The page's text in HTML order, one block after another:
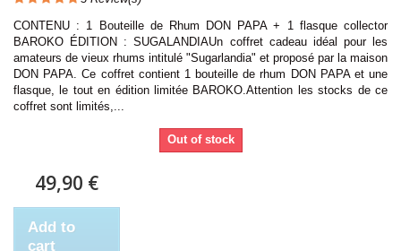
CONTENU : 1 Bouteille de Rhum DON PAPA + 1 flasque collector
BAROKO ÉDITION : SUGALANDIAUn coffret cadeau idéal pour les
amateurs de vieux rhums intitulé "Sugarlandia" et proposé par la maison
DON PAPA. Ce coffret contient 1 bouteille de rhum DON PAPA et une
flasque, le tout en édition limitée BAROKO.Attention les stocks de ce
coffret sont limités,...
Out of stock
49,90 €
Add to
cart